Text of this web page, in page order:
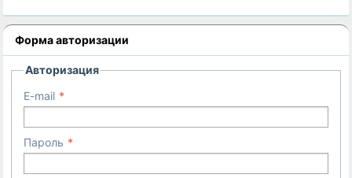
Форма авторизации
Авторизация
E-mail
Пароль